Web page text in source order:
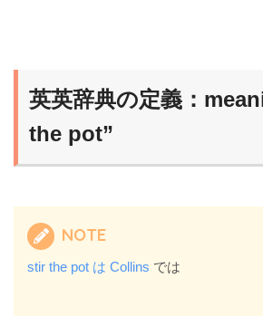
英英辞典の定義：
the pot”
NOTE
stir the pot は Collins では